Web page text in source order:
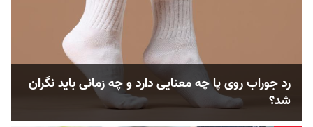
رد جوراب روی پا چه معنایی دارد و چه زمانی باید نگران
شد؟